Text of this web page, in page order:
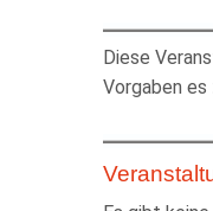
Diese
Vorgaben es